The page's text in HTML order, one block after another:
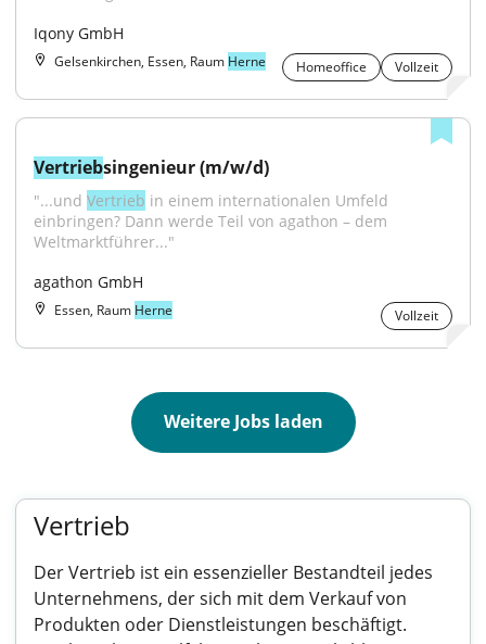
Iqony GmbH
Gelsenkirchen, Essen, Raum Herne Homeoffice Vollzeit
Vertriebsingenieur (m/w/d)
"...und Vertrieb in einem internationalen Umfeld
einbringen? Dann werde Teil von agathon – dem
Weltmarktführer..."
agathon GmbH
Essen, Raum Herne Vollzeit
Weitere Jobs laden
Vertrieb
Der Vertrieb ist ein essenzieller Bestandteil jedes
Unternehmens, der sich mit dem Verkauf von
Produkten oder Dienstleistungen beschäftigt.